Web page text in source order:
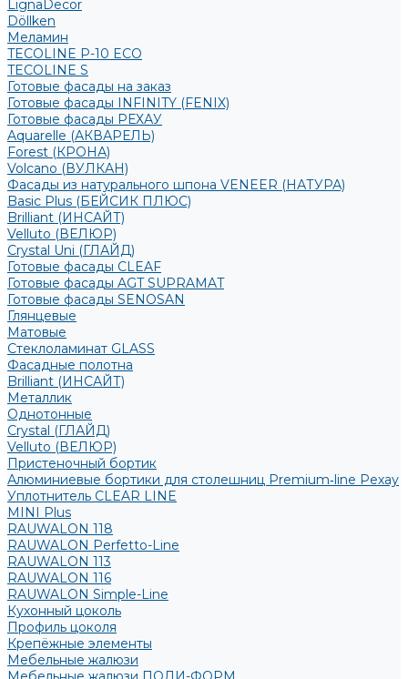
LignaDecor
Döllken
Меламин
TECOLINE P-10 ECO
TECOLINE S
Готовые фасады на заказ
Готовые фасады INFINITY (FENIX)
Готовые фасады РЕХАУ
Aquarelle (АКВАРЕЛЬ)
Forest (КРОНА)
Volcano (ВУЛКАН)
Фасады из натурального шпона VENEER (НАТУРА)
Basic Plus (БЕЙСИК ПЛЮС)
Brilliant (ИНСАЙТ)
Velluto (ВЕЛЮР)
Crystal Uni (ГЛАЙД)
Готовые фасады CLEAF
Готовые фасады AGT SUPRAMAT
Готовые фасады SENOSAN
Глянцевые
Матовые
Стеклоламинат GLASS
Фасадные полотна
Brilliant (ИНСАЙТ)
Металлик
Однотонные
Crystal (ГЛАЙД)
Velluto (ВЕЛЮР)
Пристеночный бортик
Алюминиевые бортики для столешниц Premium‑line Рехау
Уплотнитель CLEAR LINE
MINI Plus
RAUWALON 118
RAUWALON Perfetto-Line
RAUWALON 113
RAUWALON 116
RAUWALON Simple-Line
Кухонный цоколь
Профиль цоколя
Крепёжные элементы
Мебельные жалюзи